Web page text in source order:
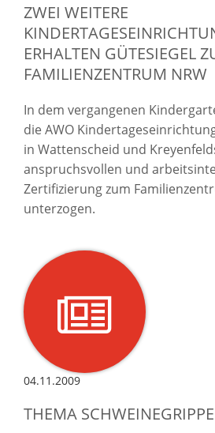
ZWEI WEITERE
ERHALTEN GÜTESIEGEL
FAMILIENZENTRUM NRW
In dem vergangenen
die AWO
in Wattenscheid und
anspruchsvollen und
Zertifizierung zum
unterzogen.
04.11.2009
THEMA SCHWEINEGRIPPE